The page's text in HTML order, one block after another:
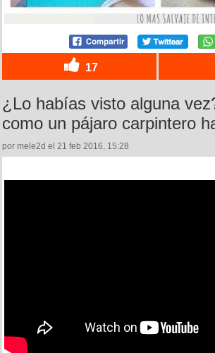
17
¿Lo habías visto alguna
como un pájaro carpintero
por mele2d el 21 feb 2016, 15:28